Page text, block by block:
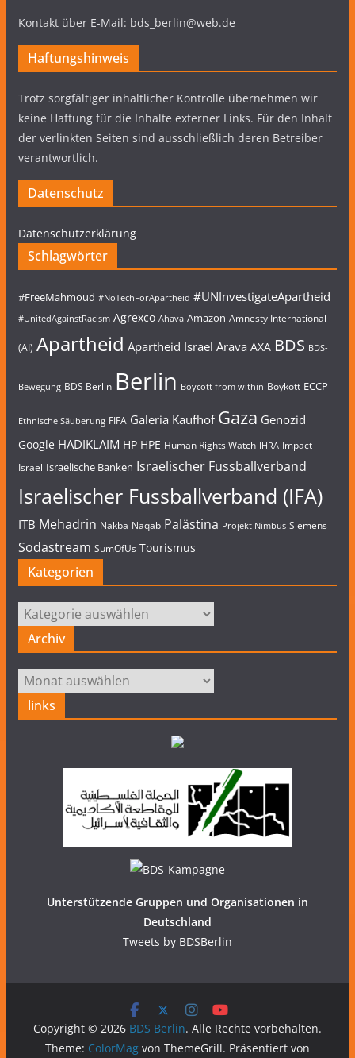
Kontakt über E-Mail: bds_berlin@web.de
Haftungshinweis
Trotz sorgfältiger inhaltlicher Kontrolle übernehmen wir
keine Haftung für die Inhalte externer Links. Für den Inhalt
der verlinkten Seiten sind ausschließlich deren Betreiber
verantwortlich.
Datenschutz
Datenschutzerklärung
Schlagwörter
#FreeMahmoud #NoTechForApartheid #UNInvestigateApartheid
#UnitedAgainstRacism Agrexco Ahava Amazon Amnesty International
(AI) Apartheid Apartheid Israel Arava AXA BDS BDS-
Bewegung BDS Berlin Berlin Boycott from within Boykott ECCP
Ethnische Säuberung FIFA Galeria Kaufhof Gaza Genozid
Google HADIKLAIM HP HPE Human Rights Watch IHRA Impact
Israel Israelische Banken Israelischer Fussballverband
Israelischer Fussballverband (IFA)
ITB Mehadrin Nakba Naqab Palästina Projekt Nimbus Siemens
Sodastream SumOfUs Tourismus
Kategorien
Kategorien
Archiv
Archiv
links
Unterstützende Gruppen und Organisationen in
Deutschland
Tweets by BDSBerlin
Copyright © 2026 BDS Berlin. Alle Rechte vorbehalten.
Theme: ColorMagvon ThemeGrill. Präsentiert von